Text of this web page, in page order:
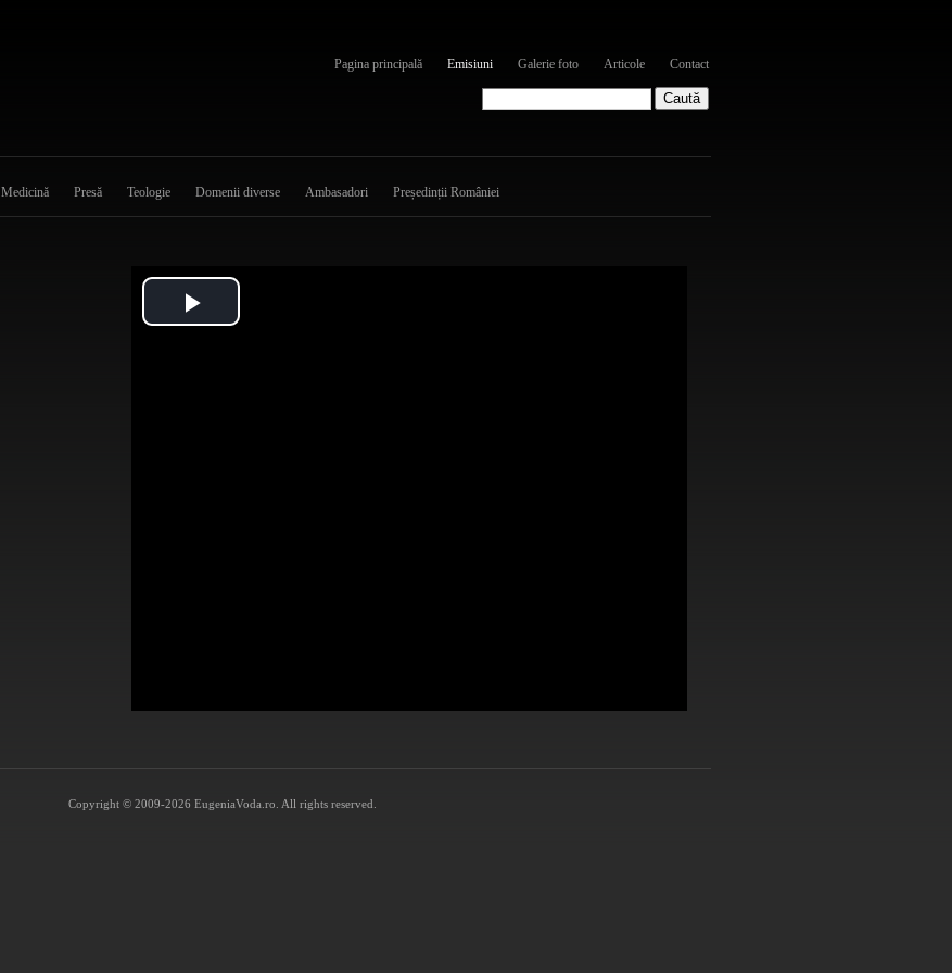
Pagina principală Emisiuni Galerie foto Articole Contact
Medicină Presă Teologie Domenii diverse Ambasadori Președinții României
Play
Copyright © 2009-2026 EugeniaVoda.ro. All rights reserved.